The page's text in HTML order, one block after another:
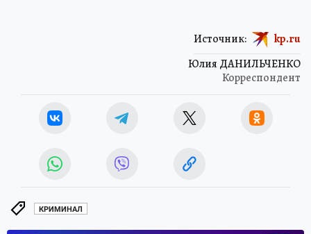
Юлия ДАНИЛЬЧЕНКО
Корреспондент
Источник: kp.ru
КРИМИНАЛ